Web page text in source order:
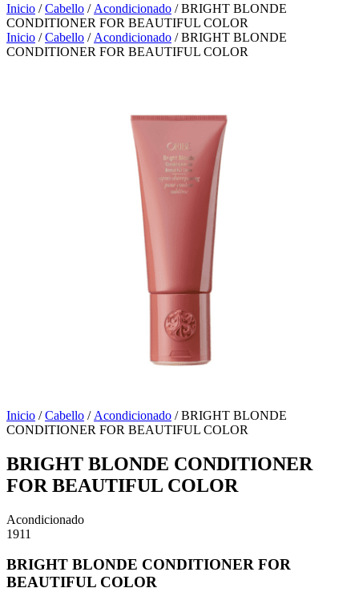
Inicio /Cabello / Acondicionado / BRIGHT BLONDE
CONDITIONER FOR BEAUTIFUL COLOR
Inicio /Cabello / Acondicionado / BRIGHT BLONDE
CONDITIONER FOR BEAUTIFUL COLOR
Inicio /Cabello / Acondicionado / BRIGHT BLONDE
CONDITIONER FOR BEAUTIFUL COLOR
BRIGHT BLONDE CONDITIONER
FOR BEAUTIFUL COLOR
Acondicionado
1911
BRIGHT BLONDE CONDITIONER FOR
BEAUTIFUL COLOR